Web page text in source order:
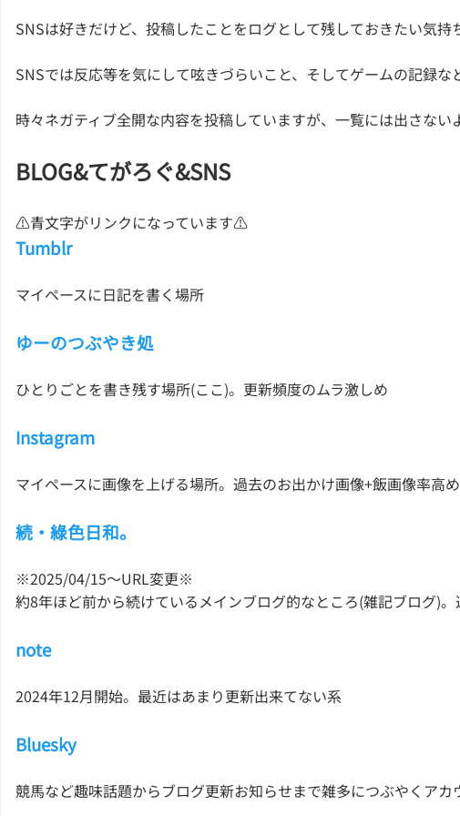
SNSは好きだけど、投稿したことをログとして残しておきたい気
SNSでは反応等を気にして呟きづらいこと、そしてゲームの記録
時々ネガティブ全開な内容を投稿していますが、一覧には出さな
BLOG&てがろぐ&SNS
⚠青文字がリンクになっています⚠
Tumblr
マイペースに日記を書く場所
ゆーのつぶやき処
ひとりごとを書き残す場所(ここ)。更新頻度のムラ激しめ
Instagram
マイペースに画像を上げる場所。過去のお出かけ画像+飯画像率高め
続・綠色日和。
※2025/04/15〜URL変更※
約8年ほど前から続けているメインブログ的なところ(雑記ブログ)
note
2024年12月開始。最近はあまり更新出来てない系
Bluesky
競馬など趣味話題からブログ更新お知らせまで雑多につぶやくアカ